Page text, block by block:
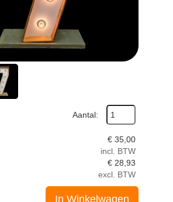
Aantal:
€ 35,00
incl. BTW
€ 28,93
excl. BTW
In Winkelwagen